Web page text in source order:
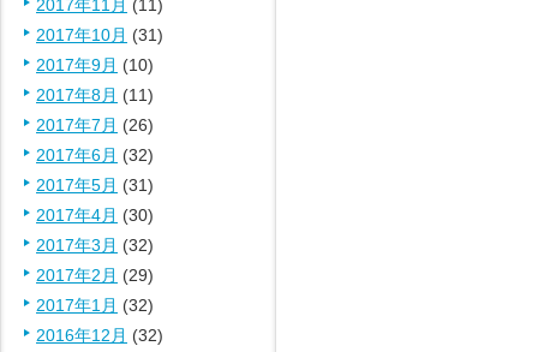
2017年11月 (11)
2017年10月 (31)
2017年9月 (10)
2017年8月 (11)
2017年7月 (26)
2017年6月 (32)
2017年5月 (31)
2017年4月 (30)
2017年3月 (32)
2017年2月 (29)
2017年1月 (32)
2016年12月 (32)